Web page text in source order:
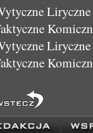
Liryczne
Liryczne